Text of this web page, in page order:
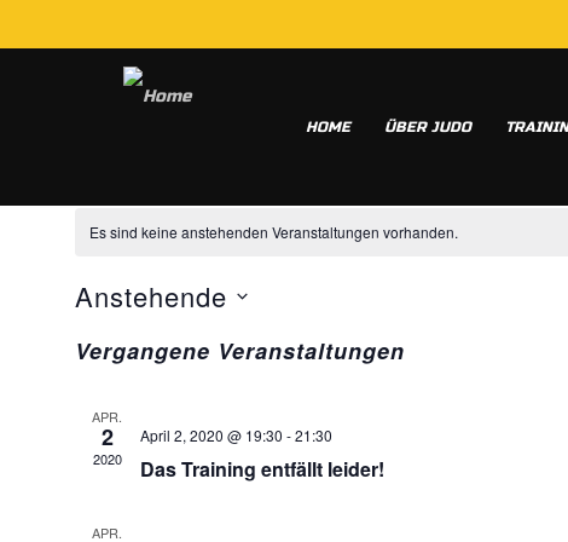
HOME ÜBER JUDO
Es sind keine anstehenden Veranstaltungen vorhanden.
Anstehende
wählen.
Vergangene Veranstaltungen
APR.
2
2020
April 2, 2020 @ 19:30 -21:30
Das Training entfällt leider!
APR.